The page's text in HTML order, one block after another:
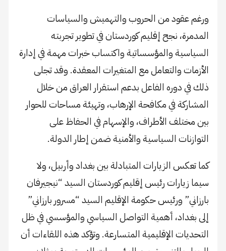
ورغم عقود من الحروب والتهميش والسياسات
المدمرة، نجح إقليم كوردستان في تطوير تجربته
السياسية والمؤسساتية واكتساب خبرات مهمة في إدارة
الأزمات والتعامل مع المتغيرات المعقدة. وقد تجلى
ذلك في دوره الفاعل بدعم استقرار العراق من خلال
المشاركة في مكافحة الإرهاب، وتهيئة مساحات للحوار
بين مختلف الأطراف، والإسهام في الحفاظ على
التوازنات السياسية والأمنية ضمن إطار الدولة.
كما تعكس الزيارات المتبادلة بين بغداد وأربيل، ولا
سيما زيارات رئيس إقليم كوردستان السيد “نيجيرفان
بارزاني” ورئيس حكومة الإقليم السيد “مسرور بارزاني”
إلى بغداد، أهمية التواصل السياسي والمؤسسي في ظل
التحديات الإقليمية المتسارعة. وتؤكد هذه اللقاءات أن